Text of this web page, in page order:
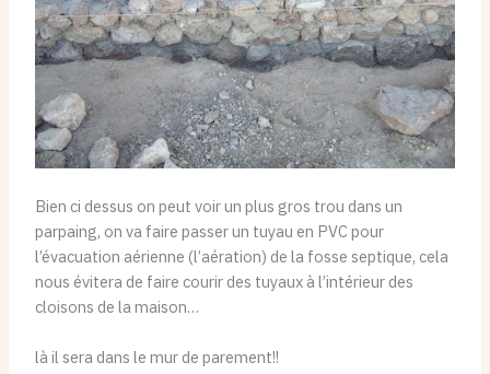
Bien ci dessus on peut voir un plus gros trou dans un
parpaing, on va faire passer un tuyau en PVC pour
l’évacuation aérienne (l’aération) de la fosse septique, cela
nous évitera de faire courir des tuyaux à l’intérieur des
cloisons de la maison…
là il sera dans le mur de parement!!